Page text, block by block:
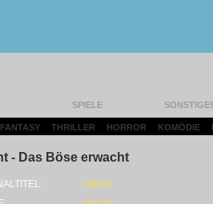
SPIELE
THRILLER HORROR KOMÖDIE
- Das Böse erwacht
Haunt